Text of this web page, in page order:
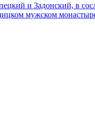
и Задонский, в
мужском